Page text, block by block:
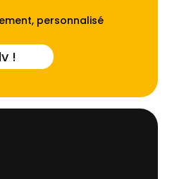
personnalisé
!